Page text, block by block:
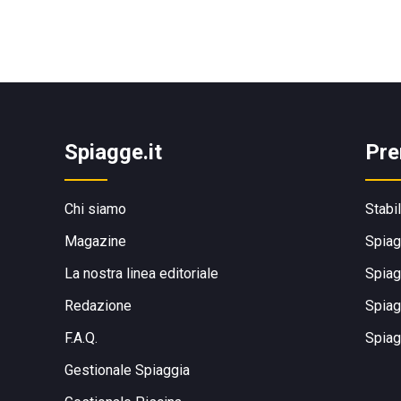
Spiagge.it
Chi siamo
Magazine
La nostra linea editoriale
Redazione
F.A.Q.
Gestionale Spiaggia